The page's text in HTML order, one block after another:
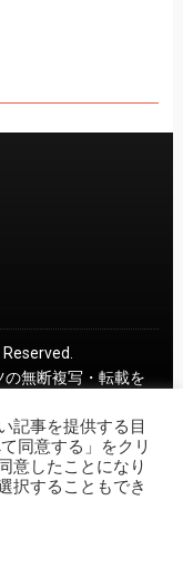
無断複写・転載を
記事を提供する目
同意する」をクリ
意したことになり
択することもでき